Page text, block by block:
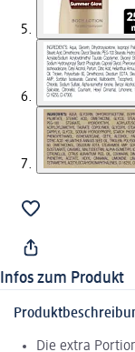
Infos zum Produkt
Die extra